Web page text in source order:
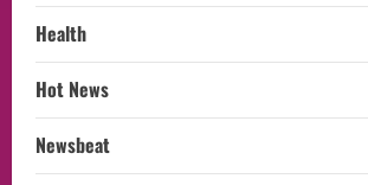
Health
Hot News
Newsbeat